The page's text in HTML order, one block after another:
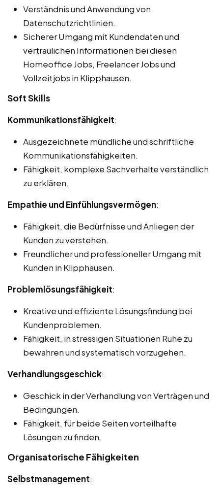
Verständnis und Anwendung von
Datenschutzrichtlinien.
Sicherer Umgang mit Kundendaten und
vertraulichen Informationen bei diesen
Homeoffice Jobs, Freelancer Jobs und
Vollzeitjobs in Klipphausen.
Soft Skills
Kommunikationsfähigkeit:
Ausgezeichnete mündliche und schriftliche
Kommunikationsfähigkeiten.
Fähigkeit, komplexe Sachverhalte verständlich
zu erklären.
Empathie und Einfühlungsvermögen:
Fähigkeit, die Bedürfnisse und Anliegen der
Kunden zu verstehen.
Freundlicher und professioneller Umgang mit
Kunden in Klipphausen.
Problemlösungsfähigkeit:
Kreative und effiziente Lösungsfindung bei
Kundenproblemen.
Fähigkeit, in stressigen Situationen Ruhe zu
bewahren und systematisch vorzugehen.
Verhandlungsgeschick:
Geschick in der Verhandlung von Verträgen und
Bedingungen.
Fähigkeit, für beide Seiten vorteilhafte
Lösungen zu finden.
Organisatorische Fähigkeiten
Selbstmanagement: